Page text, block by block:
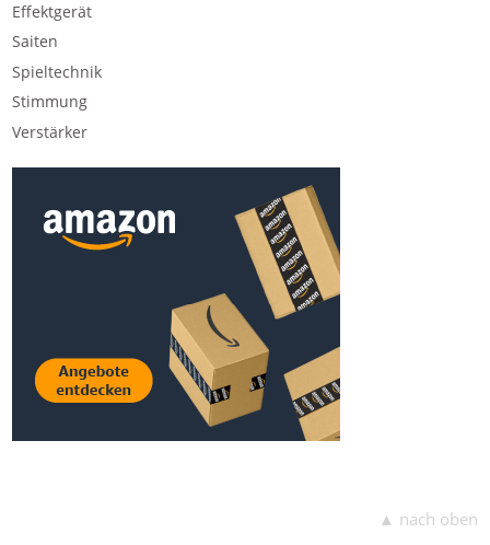
Effektgerät
Saiten
Spieltechnik
Stimmung
Verstärker
▲ nach oben